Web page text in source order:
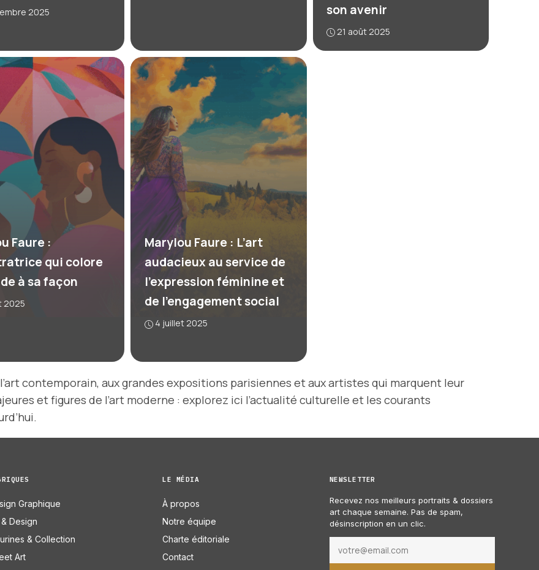
2025
son avenir
21 août 2025
Faure :
qui colore
à sa façon
2025
Marylou Faure : L’art
audacieux au service de
l’expression féminine et
de l’engagement social
4 juillet 2025
contemporain, aux grandes expositions parisiennes et aux artistes qui marquent leur
et figures de l’art moderne : explorez ici l’actualité culturelle et les courants
Graphique
Design
& Collection
Art
LE MÉDIA
À propos
Notre équipe
Charte éditoriale
Contact
NEWSLETTER
Recevez nos meilleurs portraits & dossiers
art chaque semaine. Pas de spam,
désinscription en un clic.